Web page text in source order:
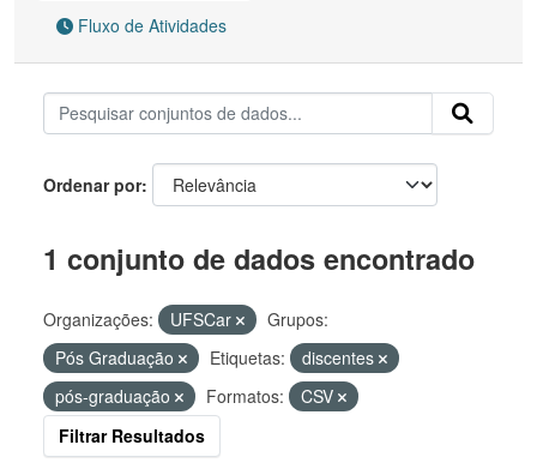
Fluxo de Atividades
Ordenar por
1 conjunto de dados encontrado
Organizações: UFSCar
Grupos:
Pós Graduação
Etiquetas:
discentes
pós-graduação
Formatos:
CSV
Filtrar Resultados